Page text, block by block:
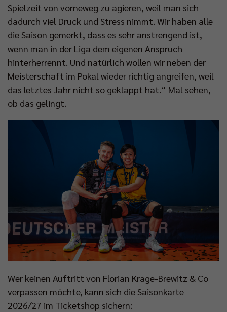
Spielzeit von vorneweg zu agieren, weil man sich
dadurch viel Druck und Stress nimmt. Wir haben alle
die Saison gemerkt, dass es sehr anstrengend ist,
wenn man in der Liga dem eigenen Anspruch
hinterherrennt. Und natürlich wollen wir neben der
Meisterschaft im Pokal wieder richtig angreifen, weil
das letztes Jahr nicht so geklappt hat.“ Mal sehen,
ob das gelingt.
Wer keinen Auftritt von Florian Krage-Brewitz & Co
verpassen möchte, kann sich die Saisonkarte
2026/27 im Ticketshop sichern: